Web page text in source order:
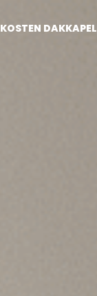
KOSTEN DAKKAPEL